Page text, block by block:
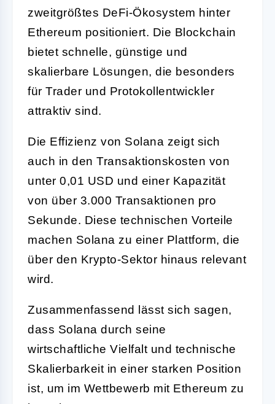
zweitgrößtes DeFi-Ökosystem hinter
Ethereum positioniert. Die Blockchain
bietet schnelle, günstige und
skalierbare Lösungen, die besonders
für Trader und Protokollentwickler
attraktiv sind.
Die Effizienz von Solana zeigt sich
auch in den Transaktionskosten von
unter 0,01 USD und einer Kapazität
von über 3.000 Transaktionen pro
Sekunde. Diese technischen Vorteile
machen Solana zu einer Plattform, die
über den Krypto-Sektor hinaus relevant
wird.
Zusammenfassend lässt sich sagen,
dass Solana durch seine
wirtschaftliche Vielfalt und technische
Skalierbarkeit in einer starken Position
ist, um im Wettbewerb mit Ethereum zu